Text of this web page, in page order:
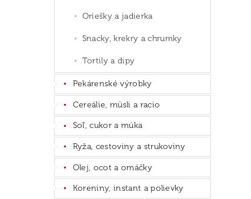
Oriešky a jadierka
Snacky, krekry a chrumky
Tortily a dipy
Pekárenské výrobky
Cereálie, müsli a racio
Soľ, cukor a múka
Ryža, cestoviny a strukoviny
Olej, ocot a omáčky
Koreniny, instant a polievky